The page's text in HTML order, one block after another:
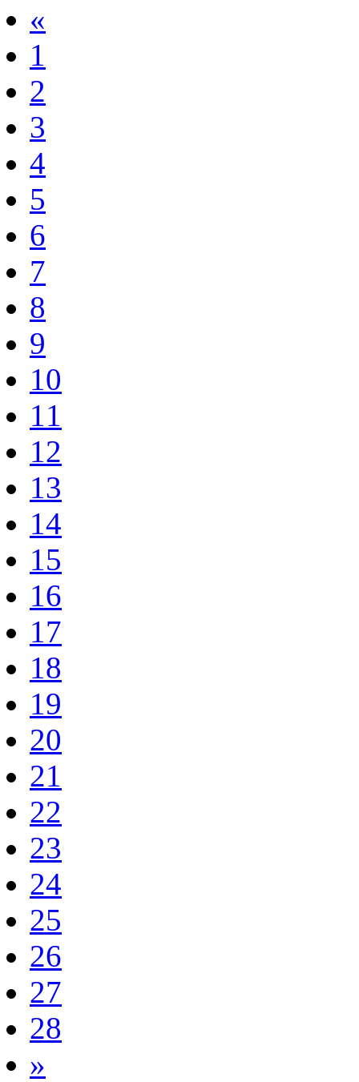
«
1
2
3
4
5
6
7
8
9
10
11
12
13
14
15
16
17
18
19
20
21
22
23
24
25
26
27
28
»